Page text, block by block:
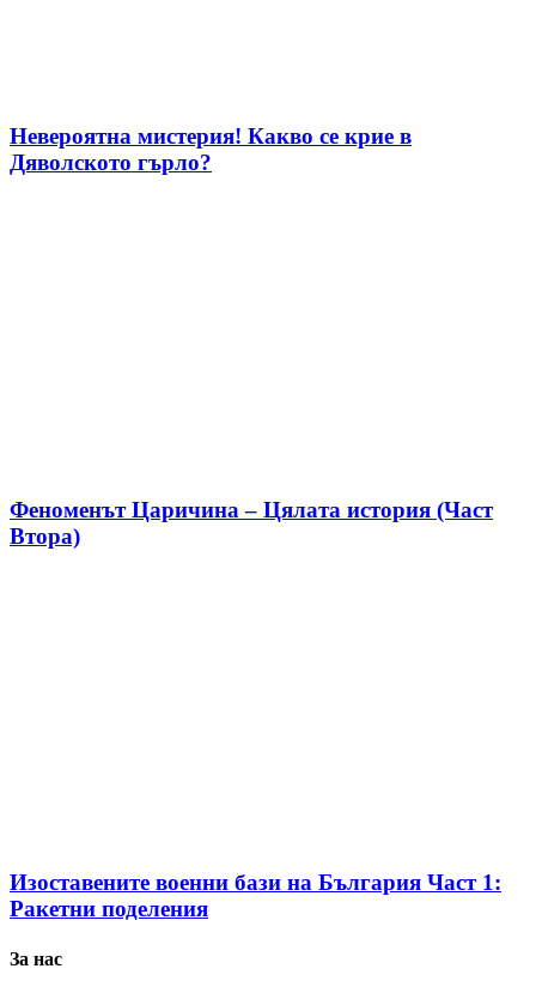
Невероятна мистерия! Какво се крие в
Дяволското гърло?
Феноменът Царичина – Цялата история (Част
Втора)
Изоставените военни бази на България Част 1:
Ракетни поделения
За нас